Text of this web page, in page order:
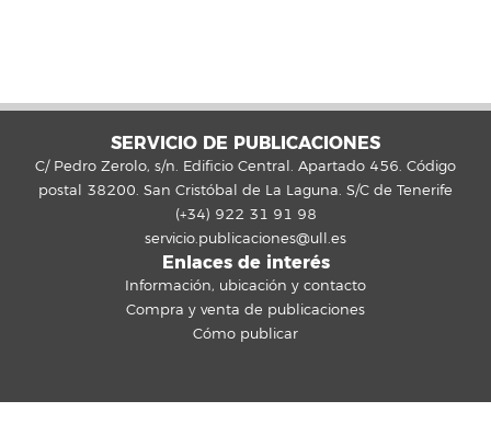
SERVICIO DE PUBLICACIONES
C/ Pedro Zerolo, s/n. Edificio Central. Apartado 456. Código
postal 38200. San Cristóbal de La Laguna. S/C de Tenerife
(+34) 922 31 91 98
servicio.publicaciones@ull.es
Enlaces de interés
Información, ubicación y contacto
Compra y venta de publicaciones
Cómo publicar